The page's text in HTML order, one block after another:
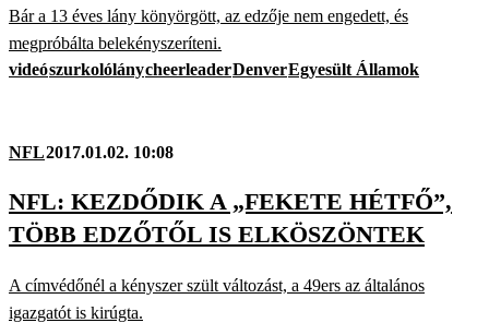
Bár a 13 éves lány könyörgött, az edzője nem engedett, és
megpróbálta belekényszeríteni.
videószurkolólánycheerleaderDenverEgyesült Államok
NFL2017.01.02. 10:08
NFL: KEZDŐDIK A „FEKETE HÉTFŐ”,
TÖBB EDZŐTŐL IS ELKÖSZÖNTEK
A címvédőnél a kényszer szült változást, a 49ers az általános
igazgatót is kirúgta.